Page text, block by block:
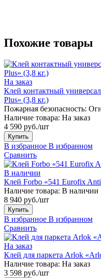
Похожие товары
На заказ
Клей контактный
Plus» (3,8 кг.)
Пожарная безопасность:
Наличие товара: На заказ
4 590 руб./шт
Купить
В избранное В избранном
Сравнить
В наличии
Клей Forbo «541 Eurofix
Наличие товара: В наличии
8 940 руб./шт
Купить
В избранное В избранном
Сравнить
На заказ
Клей для паркета Arlok
Наличие товара: На заказ
3 598 руб./шт